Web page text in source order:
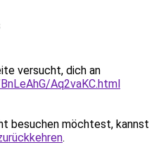
versucht, dich an
Aq2vaKC.html
besuchen möchtest, kannst
.